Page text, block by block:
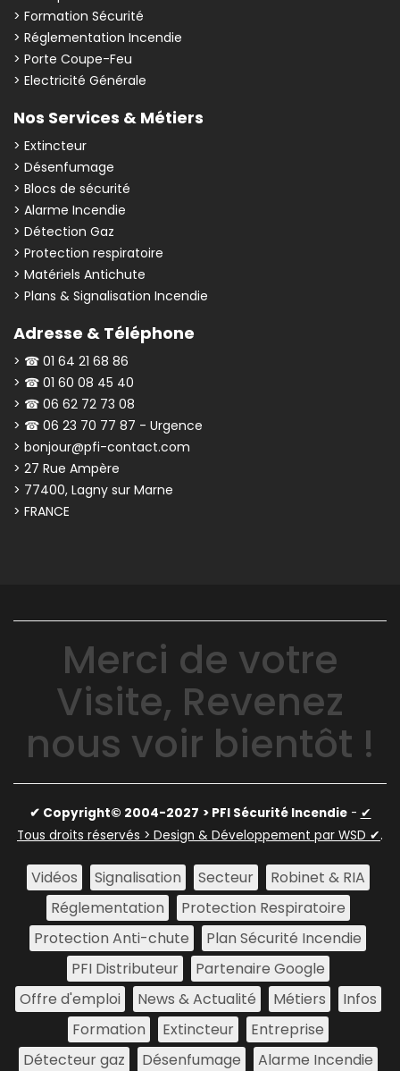
> Formation Sécurité
> Réglementation Incendie
> Porte Coupe-Feu
> Electricité Générale
Nos Services & Métiers
> Extincteur
> Désenfumage
> Blocs de sécurité
> Alarme Incendie
> Détection Gaz
> Protection respiratoire
> Matériels Antichute
> Plans & Signalisation Incendie
Adresse & Téléphone
> ☎ 01 64 21 68 86
> ☎ 01 60 08 45 40
> ☎ 06 62 72 73 08
> ☎ 06 23 70 77 87 - Urgence
> bonjour@pfi-contact.com
> 27 Rue Ampère
> 77400, Lagny sur Marne
> FRANCE
Merci de votre
Visite, Revenez
nous voir bientôt !
✔ Copyright© 2004-2027 > PFI Sécurité Incendie- ✔
Tous droits réservés > Design & Développement par WSD ✔.
Vidéos Signalisation Secteur
Robinet & RIA
Réglementation
Protection Respiratoire
Protection Anti-chute
Plan Sécurité Incendie
PFI Distributeur
Partenaire Google
Offre d'emploi
News & Actualité Métiers
Infos
Formation
Extincteur
Entreprise
Détecteur gaz
Désenfumage Alarme Incendie